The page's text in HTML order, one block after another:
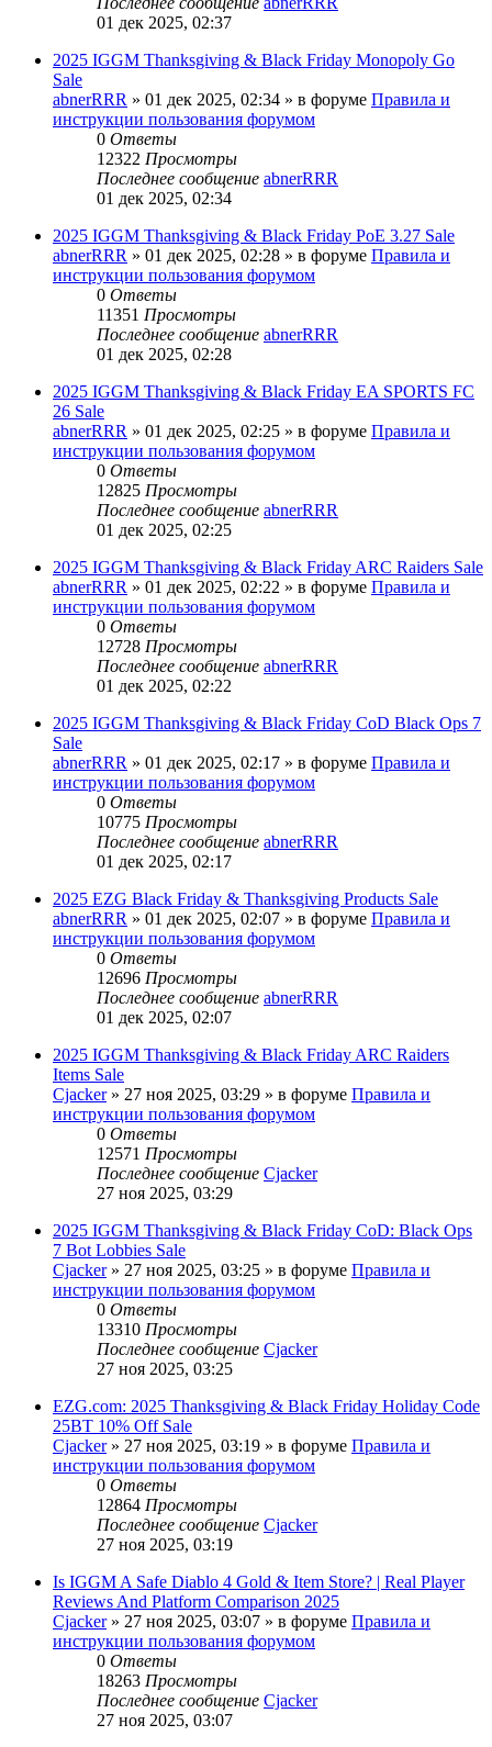
01 дек 2025, 02:37
2025 IGGM Thanksgiving & Black Friday Monopoly Go
Sale
abnerRRR » 01 дек 2025, 02:34 » в форуме Правила и
инструкции пользования форумом
0 Ответы
12322 Просмотры
Последнее сообщение abnerRRR
01 дек 2025, 02:34
2025 IGGM Thanksgiving & Black Friday PoE 3.27 Sale
abnerRRR » 01 дек 2025, 02:28 » в форуме Правила и
инструкции пользования форумом
0 Ответы
11351 Просмотры
Последнее сообщение abnerRRR
01 дек 2025, 02:28
2025 IGGM Thanksgiving & Black Friday EA SPORTS FC
26 Sale
abnerRRR » 01 дек 2025, 02:25 » в форуме Правила и
инструкции пользования форумом
0 Ответы
12825 Просмотры
Последнее сообщение abnerRRR
01 дек 2025, 02:25
2025 IGGM Thanksgiving & Black Friday ARC Raiders Sale
abnerRRR » 01 дек 2025, 02:22 » в форуме Правила и
инструкции пользования форумом
0 Ответы
12728 Просмотры
Последнее сообщение abnerRRR
01 дек 2025, 02:22
2025 IGGM Thanksgiving & Black Friday CoD Black Ops 7
Sale
abnerRRR » 01 дек 2025, 02:17 » в форуме Правила и
инструкции пользования форумом
0 Ответы
10775 Просмотры
Последнее сообщение abnerRRR
01 дек 2025, 02:17
2025 EZG Black Friday & Thanksgiving Products Sale
abnerRRR » 01 дек 2025, 02:07 » в форуме Правила и
инструкции пользования форумом
0 Ответы
12696 Просмотры
Последнее сообщение abnerRRR
01 дек 2025, 02:07
2025 IGGM Thanksgiving & Black Friday ARC Raiders
Items Sale
Cjacker» 27 ноя 2025, 03:29 » в форуме Правила и
инструкции пользования форумом
0 Ответы
12571 Просмотры
Последнее сообщение Cjacker
27 ноя 2025, 03:29
2025 IGGM Thanksgiving & Black Friday CoD: Black Ops
7 Bot Lobbies Sale
Cjacker» 27 ноя 2025, 03:25 » в форуме Правила и
инструкции пользования форумом
0 Ответы
13310 Просмотры
Последнее сообщение Cjacker
27 ноя 2025, 03:25
EZG.com: 2025 Thanksgiving & Black Friday Holiday Code
25BT 10% Off Sale
Cjacker» 27 ноя 2025, 03:19 » в форуме Правила и
инструкции пользования форумом
0 Ответы
12864 Просмотры
Последнее сообщение Cjacker
27 ноя 2025, 03:19
Is IGGM A Safe Diablo 4 Gold & Item Store? | Real Player
Reviews And Platform Comparison 2025
Cjacker» 27 ноя 2025, 03:07 » в форуме Правила и
инструкции пользования форумом
0 Ответы
18263 Просмотры
Последнее сообщение Cjacker
27 ноя 2025, 03:07